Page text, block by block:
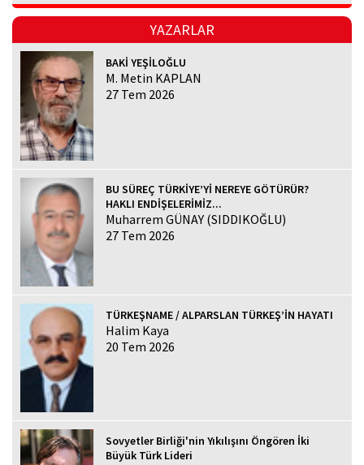
YAZARLAR
BAKİ YEŞİLOĞLU
M. Metin KAPLAN
27 Tem 2026
BU SÜREÇ TÜRKİYE’Yİ NEREYE GÖTÜRÜR?
HAKLI ENDİŞELERİMİZ...
Muharrem GÜNAY (SIDDIKOĞLU)
27 Tem 2026
TÜRKEŞNAME / ALPARSLAN TÜRKEŞ’İN HAYATI
Halim Kaya
20 Tem 2026
Sovyetler Birliği'nin Yıkılışını Öngören İki
Büyük Türk Lideri